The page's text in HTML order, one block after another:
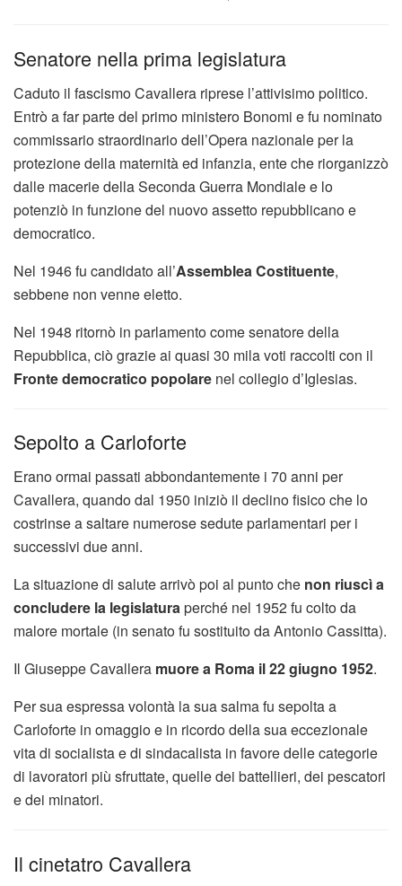
Senatore nella prima legislatura
Caduto il fascismo Cavallera riprese l’attivisimo politico.
Entrò a far parte del primo ministero Bonomi e fu nominato
commissario straordinario dell’Opera nazionale per la
protezione della maternità ed infanzia, ente che riorganizzò
dalle macerie della Seconda Guerra Mondiale e lo
potenziò in funzione del nuovo assetto repubblicano e
democratico.
Nel 1946 fu candidato all’Assemblea Costituente,
sebbene non venne eletto.
Nel 1948 ritornò in parlamento come senatore della
Repubblica, ciò grazie ai quasi 30 mila voti raccolti con il
Fronte democratico popolare nel collegio d’Iglesias.
Sepolto a Carloforte
Erano ormai passati abbondantemente i 70 anni per
Cavallera, quando dal 1950 iniziò il declino fisico che lo
costrinse a saltare numerose sedute parlamentari per i
successivi due anni.
La situazione di salute arrivò poi al punto che non riuscì a
concludere la legislaturaperché nel 1952 fu colto da
malore mortale (in senato fu sostituito da Antonio Cassitta).
Il Giuseppe Cavallera muore a Roma il 22 giugno 1952.
Per sua espressa volontà la sua salma fu sepolta a
Carloforte in omaggio e in ricordo della sua eccezionale
vita di socialista e di sindacalista in favore delle categorie
di lavoratori più sfruttate, quelle dei battellieri, dei pescatori
e dei minatori.
Il cinetatro Cavallera